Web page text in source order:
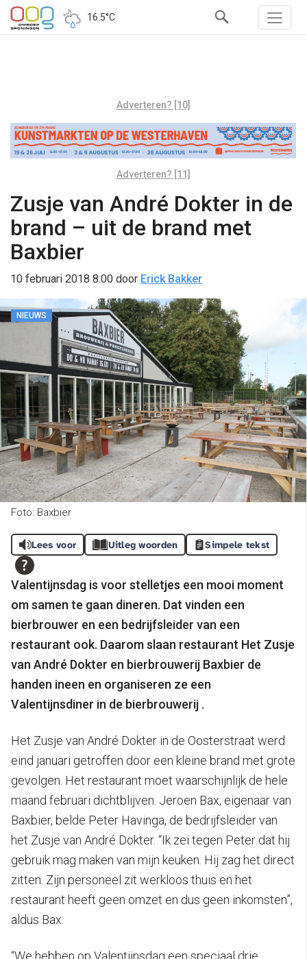
16.5°C
Adverteren? [10]
Adverteren? [11]
Zusje van André Dokter in de
brand – uit de brand met
Baxbier
10 februari 2018 8:00 door Erick Bakker
NIEUWS
Foto: Baxbier
Lees voor Uitleg woorden Simpele tekst
Valentijnsdag is voor stelletjes een mooi moment
om samen te gaan dineren. Dat vinden een
bierbrouwer en een bedrijfsleider van een
restaurant ook. Daarom slaan restaurant Het Zusje
van André Dokter en bierbrouwerij Baxbier de
handen ineen en organiseren ze een
Valentijnsdiner in de bierbrouwerij .
Het Zusje van André Dokter in de Oosterstraat werd
eind januari getroffen door een kleine brand met grote
gevolgen. Het restaurant moet waarschijnlijk de hele
maand februari dichtblijven. Jeroen Bax, eigenaar van
Baxbier, belde Peter Havinga, de bedrijfsleider van
het Zusje van André Dokter. “Ik zei tegen Peter dat hij
gebruik mag maken van mijn keuken. Hij zag het direct
zitten. Zijn personeel zit werkloos thuis en het
restaurant heeft geen omzet en dus geen inkomsten”,
aldus Bax.